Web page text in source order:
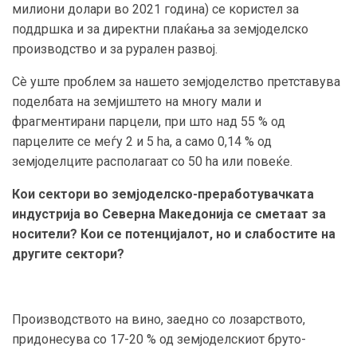
милиони долари во 2021 година) се користел за
поддршка и за директни плаќања за земјоделско
производство и за рурален развој.
Сè уште проблем за нашето земјоделство претставува
поделбата на земјиштето на многу мали и
фрагментирани парцели, при што над 55 % од
парцелите се меѓу 2 и 5 ha, а само 0,14 % од
земјоделците располагаат со 50 ha или повеќе.
Кои сектори во земјоделско-преработувачката
индустрија во Северна Македонија се сметаат за
носители? Кои се потенцијалот, но и слабостите на
другите сектори?
Производството на вино, заедно со лозарството,
придонесува со 17-20 % од земјоделскиот бруто-